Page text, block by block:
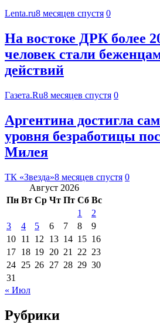
Lenta.ru8 месяцев спустя 0
На востоке ДРК более
человек стали
действий
Газета.Ru8 месяцев спустя 0
Аргентина достигла
уровня безработицы
Милея
ТК «Звезда»8 месяцев спустя 0
Август 2026
Пн Вт Ср Чт Пт Сб Вс
1
2
3
4 5 6 7 8
9
10 11 12 13 14 15 16
17 18 19 20 21 22 23
24 25 26 27 28 29 30
31
« Июл
Рубрики